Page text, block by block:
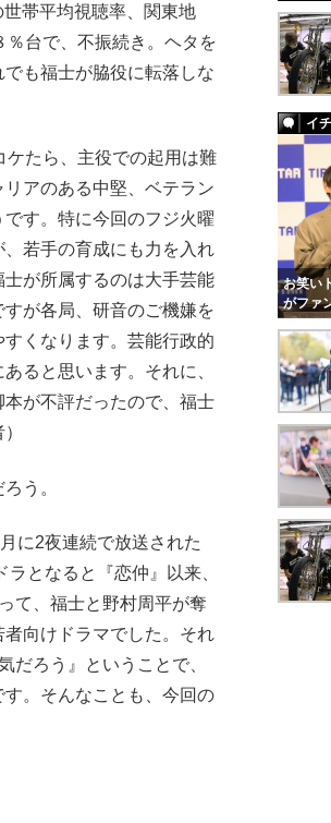
帯平均視聴率、関東地
台で、不振続き。ヘタを
も福士が脇役に転落しな
ケたら、主役での起用は難
アのある中堅、ベテラン
す。特に今回のフジ火曜
若手の育成にも力を入れ
が所属するのは大手芸能
が各局、研音のご機嫌を
くなります。芸能行政的
ると思います。それに、
本が不評だったので、福士
う。
に2夜連続で放送された
となると『恋仲』以来、
て、福士と野村周平が奪
向けドラマでした。それ
だろう』ということで、
。そんなことも、今回の
イ
お笑い
がファ